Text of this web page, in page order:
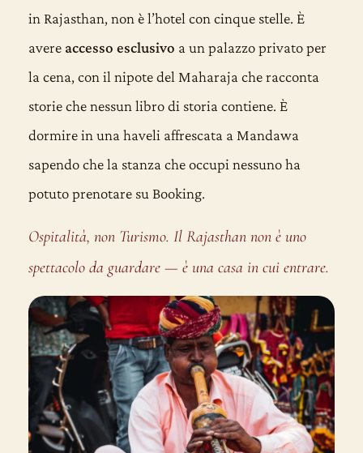
in Rajasthan, non è l’hotel con cinque stelle. È
avere accesso esclusivo a un palazzo privato per
la cena, con il nipote del Maharaja che racconta
storie che nessun libro di storia contiene. È
dormire in una haveli affrescata a Mandawa
sapendo che la stanza che occupi nessuno ha
potuto prenotare su Booking.
Ospitalità, non Turismo. Il Rajasthan non è uno
spettacolo da guardare — è una casa in cui entrare.